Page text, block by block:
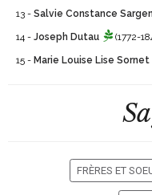
13 - Salvie Constance
14 - Joseph Dutau (1772-
15 - Marie Louise Lise Sornet
FRÈRES ET